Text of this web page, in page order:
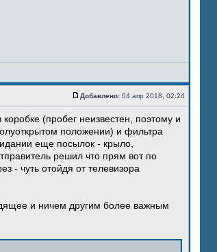
Добавлено: 04 апр 2018, 02:24
(пробег неизвестен, поэтому и
положении) и фильтра
еще посылок - крыло,
решил что прям вот по
- чуть отойдя от телевизора
и ничем другим более важным